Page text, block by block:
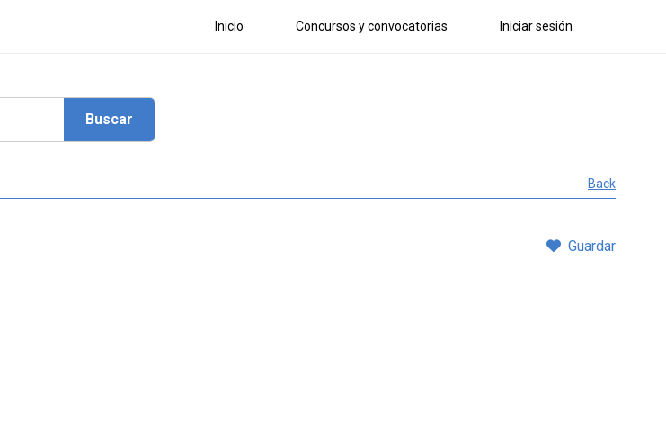
Inicio Concursos y convocatorias Iniciar sesión
Back
Guardar